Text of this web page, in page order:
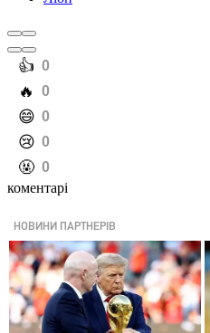
️👍 0
️🔥 0
️😄 0
️😢 0
️🤬 0
коментарі